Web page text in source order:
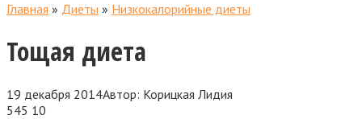
Главная » Диеты » Низкокалорийные диеты
Тощая диета
19 декабря 2014Автор: Корицкая Лидия
545 10